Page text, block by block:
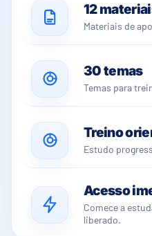
12
Materiais de
30 temas
Temas para
Treino
Estudo
Acesso
Comece a
liberado.